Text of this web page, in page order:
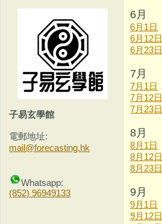
子易玄學館
電郵地址:
mail@forecasting.hk
Whatsapp:
(852) 96949133
6月
6月1日
6月12日
6月23日
7月
7月1日
7月12日
7月23日
8月
8月1日
8月12日
8月23日
9月
9月1日
9月12日